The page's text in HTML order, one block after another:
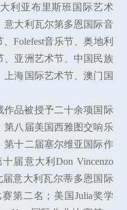
利亚布里斯班国际艺术
意大利瓦尔第多恩国际音
Folefest音乐节、奥地利
、亚洲艺术节、中国民族
海国际艺术节、澳门国
作品被授予二十余项国际
第八届美国西雅图交响乐
第十二届塞尔维亚国际作
届意大利Don Vincenzo
意大利瓦尔蒂多恩国际
第二名；美国Julia奖学